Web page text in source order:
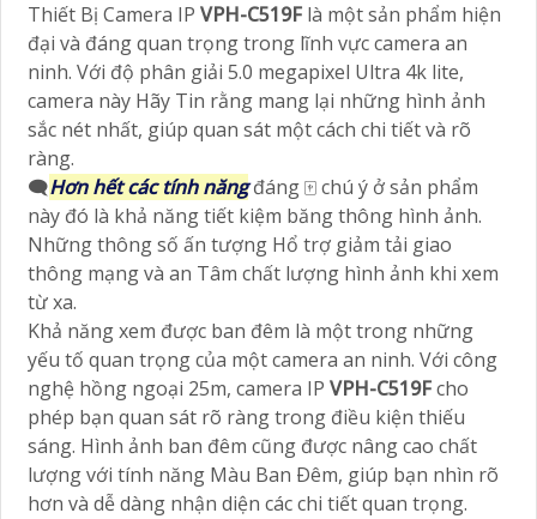
Thiết Bị Camera IP VPH-C519F là một sản phẩm hiện
đại và đáng quan trọng trong lĩnh vực camera an
ninh. Với độ phân giải 5.0 megapixel Ultra 4k lite,
camera này Hãy Tin rằng mang lại những hình ảnh
sắc nét nhất, giúp quan sát một cách chi tiết và rõ
ràng.
🗨️Hơn hết các tính năngđáng 🀄 chú ý ở sản phẩm
này đó là khả năng tiết kiệm băng thông hình ảnh.
Những thông số ấn tượng Hổ trợ giảm tải giao
thông mạng và an Tâm chất lượng hình ảnh khi xem
từ xa.
Khả năng xem được ban đêm là một trong những
yếu tố quan trọng của một camera an ninh. Với công
nghệ hồng ngoại 25m, camera IP VPH-C519Fcho
phép bạn quan sát rõ ràng trong điều kiện thiếu
sáng. Hình ảnh ban đêm cũng được nâng cao chất
lượng với tính năng Màu Ban Ðêm, giúp bạn nhìn rõ
hơn và dễ dàng nhận diện các chi tiết quan trọng.